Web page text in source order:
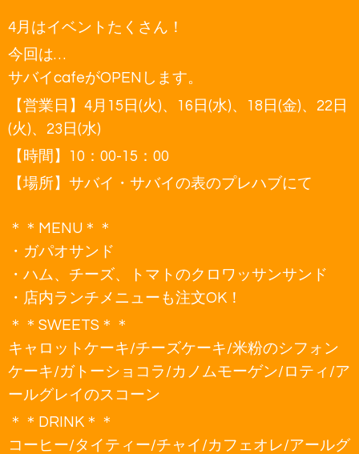
4月はイベントたくさん！
今回は…
サバイcafeがOPENします。
【営業日】4月15日(火)、16日(水)、18日(金)、22日
(火)、23日(水)
【時間】10：00-15：00
【場所】サバイ・サバイの表のプレハブにて
＊＊MENU＊＊
・ガパオサンド
・ハム、チーズ、トマトのクロワッサンサンド
・店内ランチメニューも注文OK！
＊＊SWEETS＊＊
キャロットケーキ/チーズケーキ/米粉のシフォン
ケーキ/ガトーショコラ/カノムモーゲン/ロティ/ア
ールグレイのスコーン
＊＊DRINK＊＊
コーヒー/タイティー/チャイ/カフェオレ/アールグ